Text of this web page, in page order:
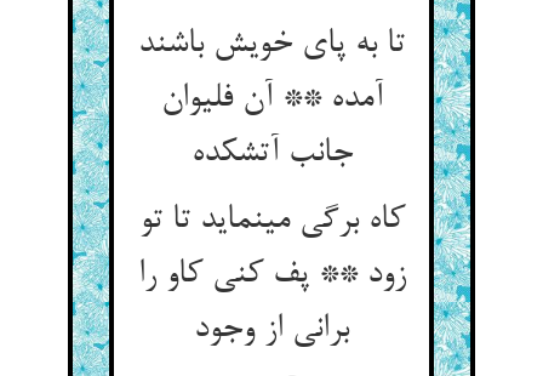
تا به پای خویش باشند
آمده ** آن فلیوان
جانب آتش‏کده‏
کاه برگی می‏نماید تا تو
زود ** پف کنی کاو را
برانی از وجود